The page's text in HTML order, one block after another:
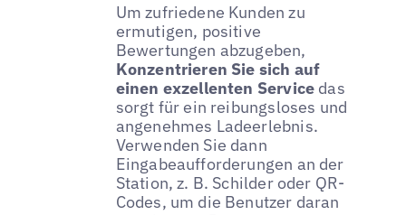
Um zufriedene Kunden zu
ermutigen, positive
Bewertungen abzugeben,
Konzentrieren Sie sich auf
einen exzellenten Service das
sorgt für ein reibungsloses und
angenehmes Ladeerlebnis.
Verwenden Sie dann
Eingabeaufforderungen an der
Station, z. B. Schilder oder QR-
Codes, um die Benutzer daran